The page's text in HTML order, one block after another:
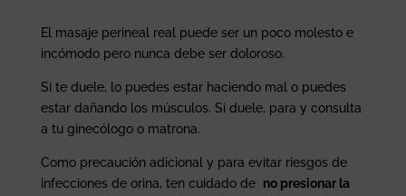
El masaje perineal real puede ser un poco molesto e
incómodo pero nunca debe ser doloroso.
Si te duele, lo puedes estar haciendo mal o puedes
estar dañando los músculos. Si duele, para y consulta
a tu ginecólogo o matrona.
Como precaución adicional y para evitar riesgos de
infecciones de orina, ten cuidado de no presionar la